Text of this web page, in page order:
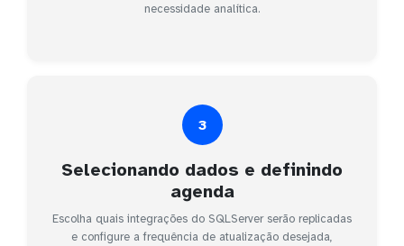
necessidade analítica.
3
Selecionando dados e definindo
agenda
Escolha quais integrações do SQLServer serão replicadas
e configure a frequência de atualização desejada,